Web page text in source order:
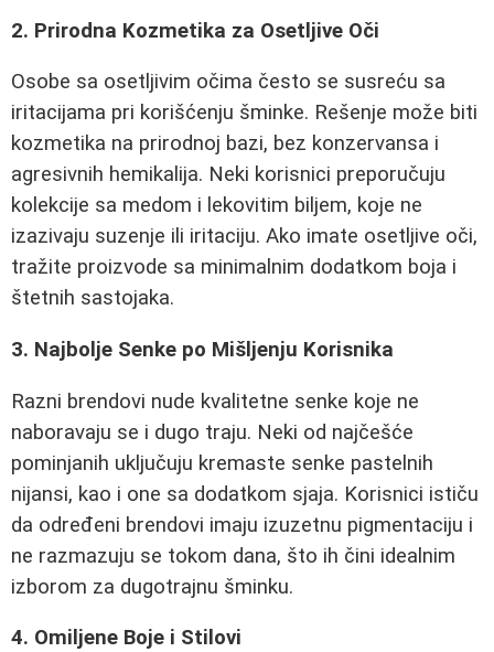
2. Prirodna Kozmetika za Osetljive Oči
Osobe sa osetljivim očima često se susreću sa
iritacijama pri korišćenju šminke. Rešenje može biti
kozmetika na prirodnoj bazi, bez konzervansa i
agresivnih hemikalija. Neki korisnici preporučuju
kolekcije sa medom i lekovitim biljem, koje ne
izazivaju suzenje ili iritaciju. Ako imate osetljive oči,
tražite proizvode sa minimalnim dodatkom boja i
štetnih sastojaka.
3. Najbolje Senke po Mišljenju Korisnika
Razni brendovi nude kvalitetne senke koje ne
naboravaju se i dugo traju. Neki od najčešće
pominjanih uključuju kremaste senke pastelnih
nijansi, kao i one sa dodatkom sjaja. Korisnici ističu
da određeni brendovi imaju izuzetnu pigmentaciju i
ne razmazuju se tokom dana, što ih čini idealnim
izborom za dugotrajnu šminku.
4. Omiljene Boje i Stilovi